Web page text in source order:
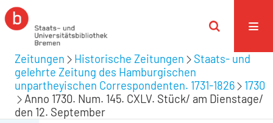
Zeitungen Historische Zeitungen
Staats- und
gelehrte Zeitung des Hamburgischen
unpartheyischen Correspondenten. 1731-1826
1730
Anno 1730. Num. 145. CXLV. Stück/ am Dienstage/
den 12. September